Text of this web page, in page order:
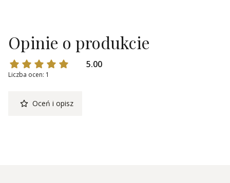
Opinie o produkcie
5.00
Liczba ocen: 1
Oceń i opisz